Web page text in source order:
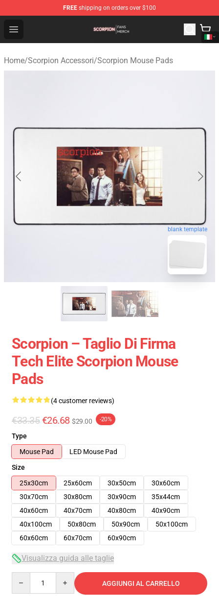
FREE shipping on orders over $100
Open menu
Scorpion Shop - Official Scorpion Merchandise Store
Home/Scorpion Accessori/Scorpion Mouse Pads
blank template
Scorpion – Taglio Di Firma
Tech Elite Scorpion Mouse
Pads
(4 customer reviews)
€33.35 €26.68 $29.00 -20%
Type
Mouse Pad
LED Mouse Pad
Size
25x30cm
25x60cm 30x50cm
30x60cm
30x70cm
30x80cm 30x90cm
35x44cm
40x60cm
40x70cm 40x80cm
40x90cm
40x100cm
50x80cm 50x90cm
50x100cm
60x60cm
60x70cm 60x90cm
Visualizza guida alle taglie
AGGIUNGI AL CARRELLO